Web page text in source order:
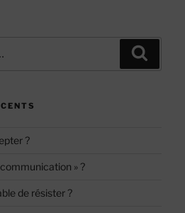
?
» ?
de résister ?